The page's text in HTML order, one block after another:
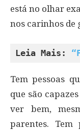
está no olhar
nos carinhos de
Leia Mais:
Tem pessoas
que são
ver bem,
parentes. Tem